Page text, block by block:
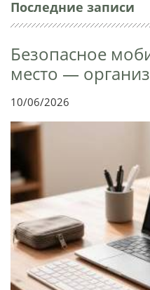
Последние записи
Безопасное
место —
10/06/2026